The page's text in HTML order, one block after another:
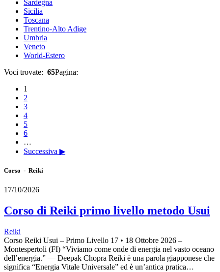
Sardegna
Sicilia
Toscana
Trentino-Alto Adige
Umbria
Veneto
World-Estero
Voci trovate: 65Pagina:
1
2
3
4
5
6
…
Successiva ▶
Corso - Reiki
17/10/2026
Corso di Reiki primo livello metodo Usui
Reiki
Corso Reiki Usui – Primo Livello 17 • 18 Ottobre 2026 –
Montespertoli (FI) “Viviamo come onde di energia nel vasto oceano
dell’energia.” — Deepak Chopra Reiki è una parola giapponese che
significa “Energia Vitale Universale” ed è un’antica pratica…